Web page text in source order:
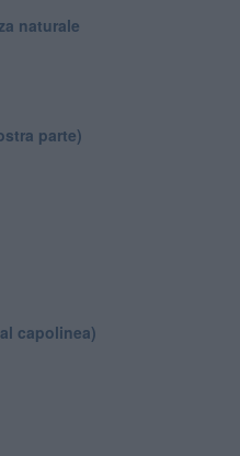
naturale
parte)
capolinea)